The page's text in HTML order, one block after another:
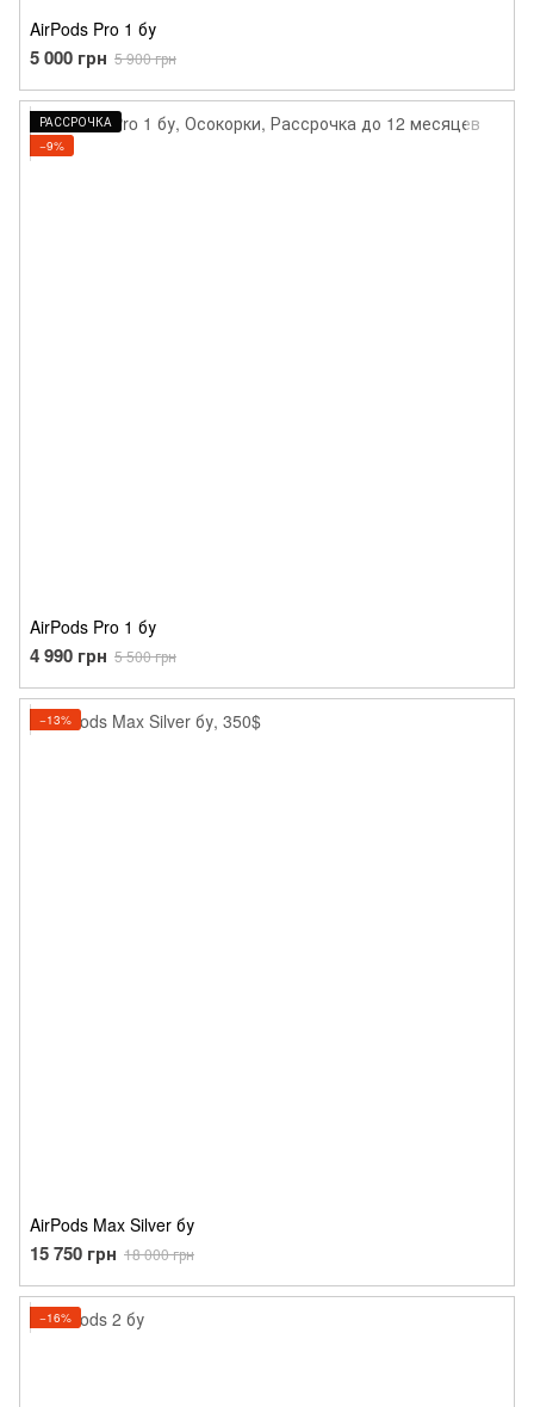
AirPods Pro 1 бу
5 000 грн 5 900 грн
РАССРОЧКА
−9%
AirPods Pro 1 бу
4 990 грн 5 500 грн
−13%
AirPods Max Silver бу
15 750 грн 18 000 грн
−16%